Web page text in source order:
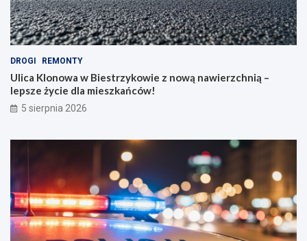
DROGI REMONTY
Ulica Klonowa w Biestrzykowie z nową nawierzchnią –
lepsze życie dla mieszkańców!
5 sierpnia 2026